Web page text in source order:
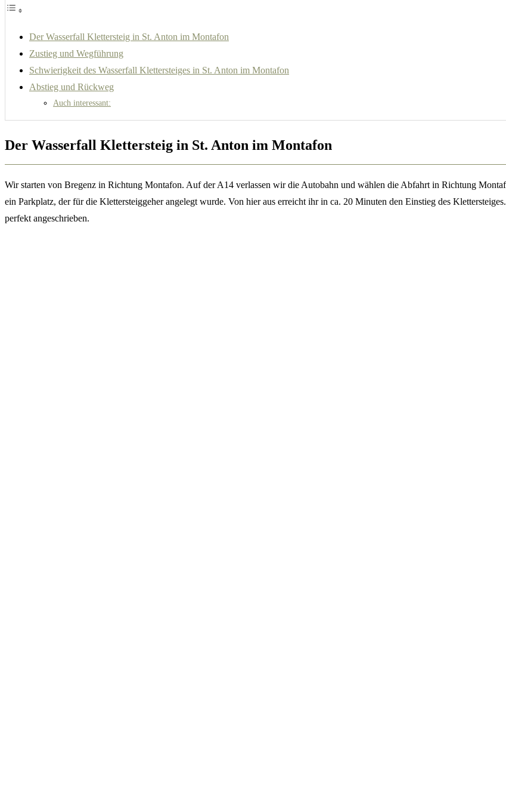
Der Wasserfall Klettersteig in St. Anton im Montafon
Zustieg und Wegführung
Schwierigkeit des Wasserfall Klettersteiges in St. Anton im Montafon
Abstieg und Rückweg
Auch interessant:
Der Wasserfall Klettersteig in St. Anton im Montafon
Wir starten von Bregenz in Richtung Montafon. Auf der A14 verlassen wir die Autobahn und wählen die Abfahrt in Richtung
ein Parkplatz, der für die Klettersteiggeher angelegt wurde. Von hier aus erreicht ihr in ca. 20 Minuten den Einstieg des
perfekt angeschrieben.